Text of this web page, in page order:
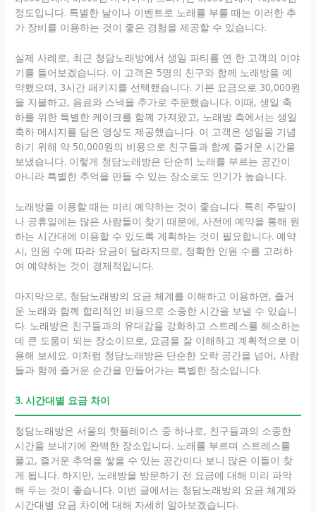
정도입니다. 특별한 날이나 이벤트로 노래를 부를 때는 이러한 추
가 장비를 이용하는 것이 좋은 경험을 제공할 수 있습니다.
실제 사례로, 최근 청담노래방에서 생일 파티를 연 한 고객의 이야
기를 들어보겠습니다. 이 고객은 5명의 친구와 함께 노래방을 예
약했으며, 3시간 패키지를 선택했습니다. 기본 요금으로 30,000원
을 지불하고, 음료와 스낵을 추가로 주문했습니다. 이때, 생일 축
하를 위한 특별한 케이크를 함께 가져왔고, 노래방 측에서는 생일
축하 메시지를 담은 영상도 제공했습니다. 이 고객은 생일을 기념
하기 위해 약 50,000원의 비용으로 친구들과 함께 즐거운 시간을
보냈습니다. 이렇게 청담노래방은 단순히 노래를 부르는 공간이
아니라 특별한 추억을 만들 수 있는 장소로도 인기가 높습니다.
노래방을 이용할 때는 미리 예약하는 것이 좋습니다. 특히 주말이
나 공휴일에는 많은 사람들이 찾기 때문에, 사전에 예약을 통해 원
하는 시간대에 이용할 수 있도록 계획하는 것이 필요합니다. 예약
시, 인원 수에 따라 요금이 달라지므로, 정확한 인원 수를 고려하
여 예약하는 것이 경제적입니다.
마지막으로, 청담노래방의 요금 체계를 이해하고 이용하면, 즐거
운 노래와 함께 합리적인 비용으로 소중한 시간을 보낼 수 있습니
다. 노래방은 친구들과의 유대감을 강화하고 스트레스를 해소하는
데 큰 도움이 되는 장소이므로, 요금을 잘 이해하고 계획적으로 이
용해 보세요. 이처럼 청담노래방은 단순한 오락 공간을 넘어, 사람
들과 함께 즐거운 순간을 만들어가는 특별한 장소입니다.
3. 시간대별 요금 차이
청담노래방은 서울의 핫플레이스 중 하나로, 친구들과의 소중한
시간을 보내기에 완벽한 장소입니다. 노래를 부르며 스트레스를
풀고, 즐거운 추억을 쌓을 수 있는 공간이다 보니 많은 이들이 찾
게 됩니다. 하지만, 노래방을 방문하기 전 요금에 대해 미리 파악
해 두는 것이 좋습니다. 이번 글에서는 청담노래방의 요금 체계와
시간대별 요금 차이에 대해 자세히 알아보겠습니다.